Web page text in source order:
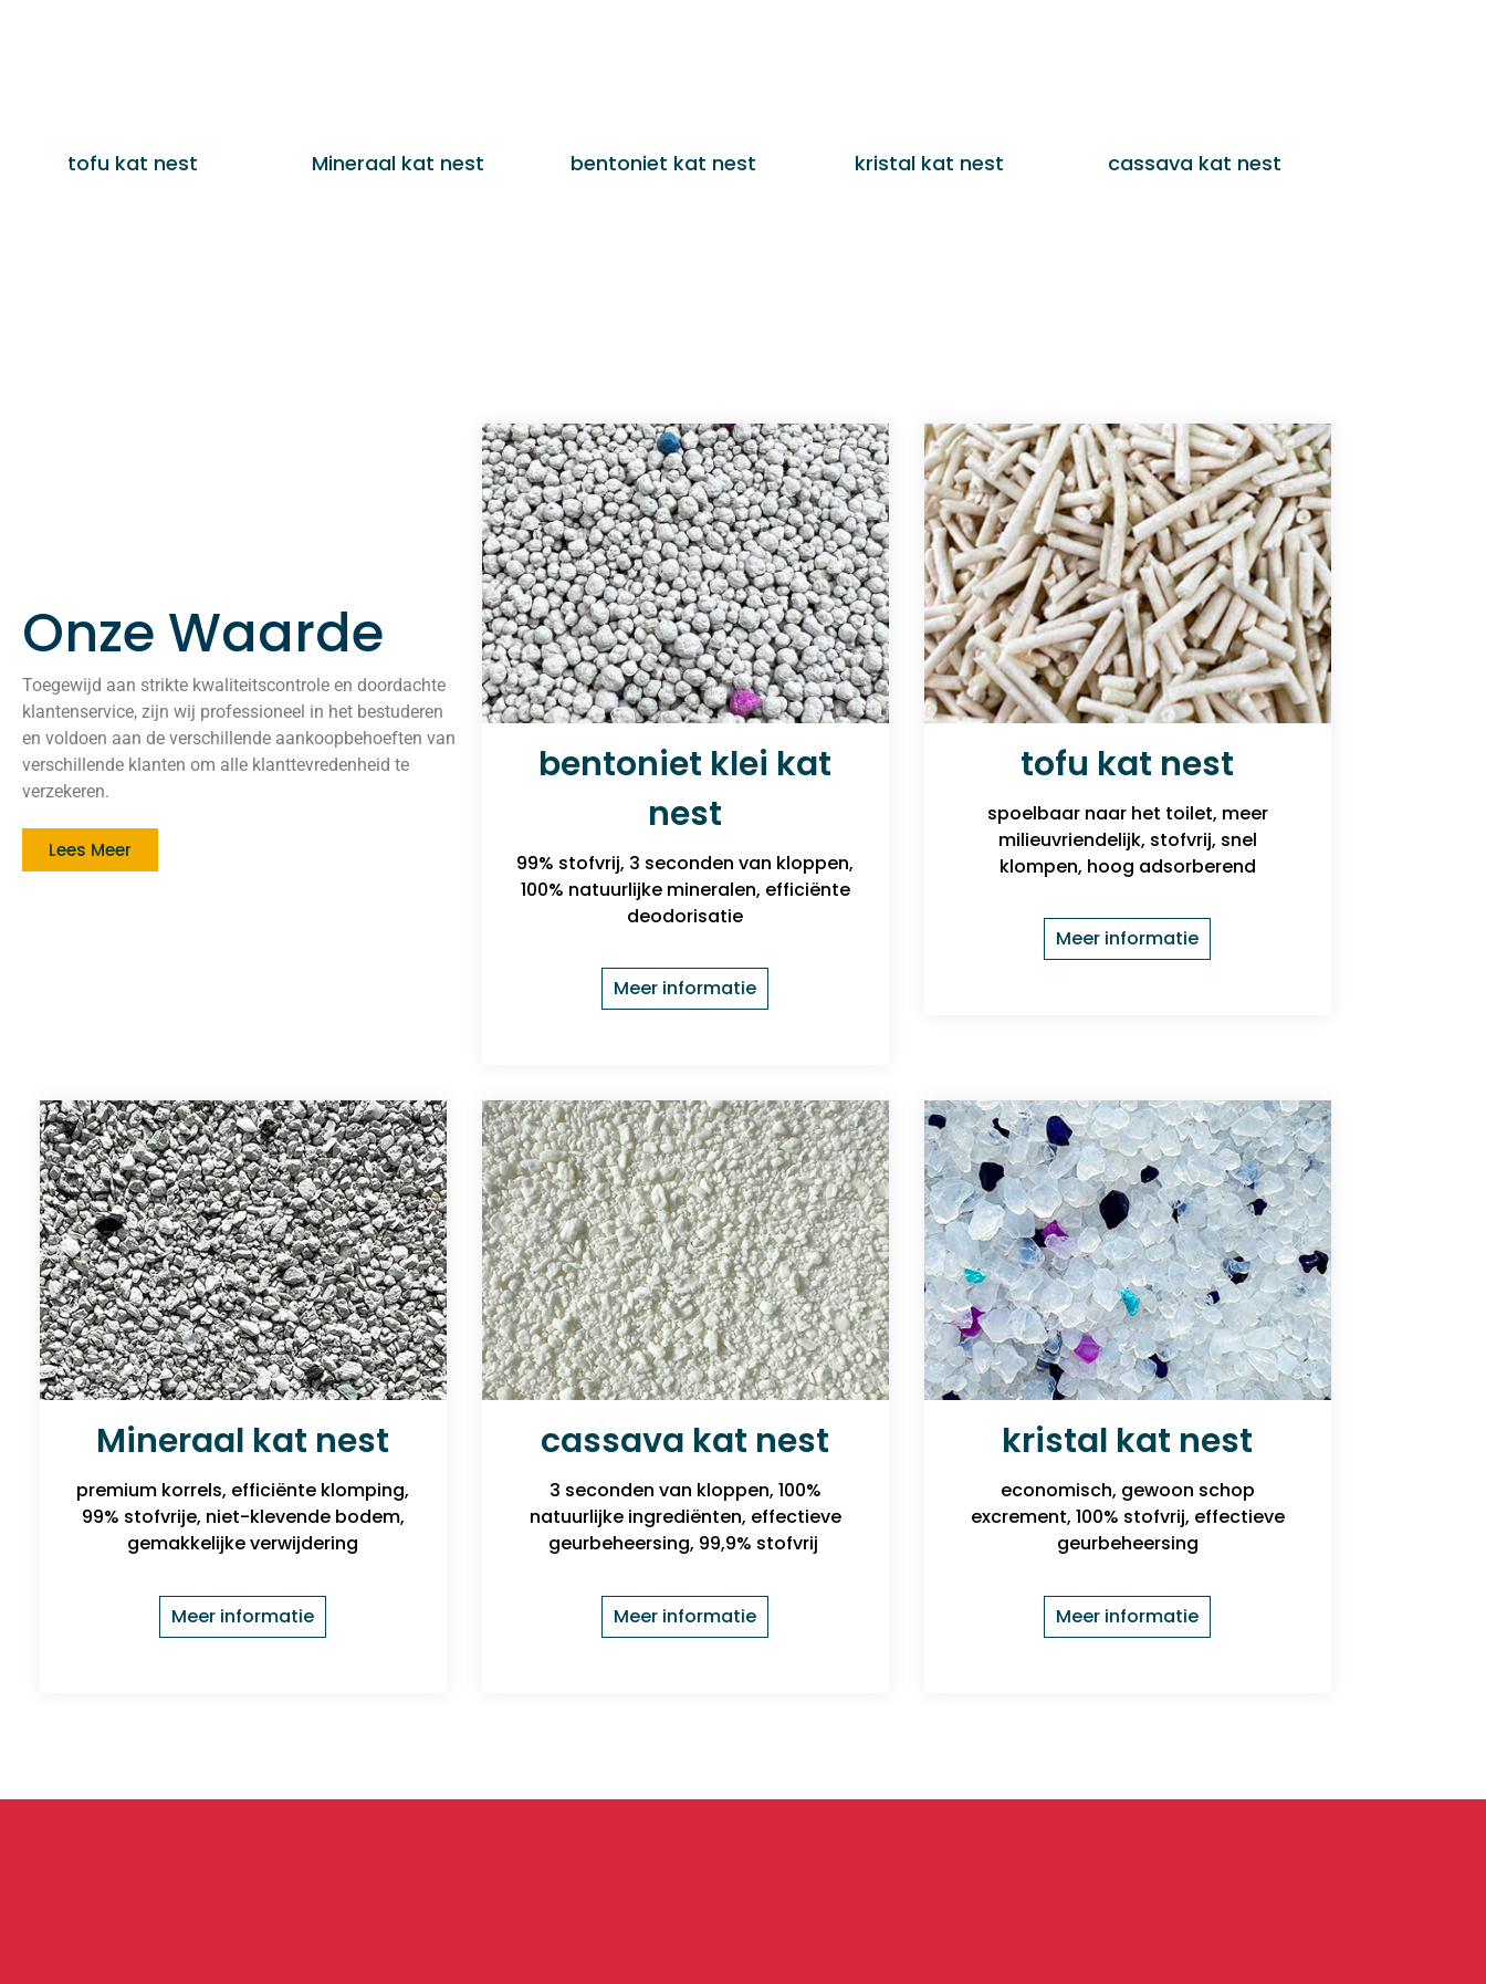
tofu kat nest Mineraal kat nest bentoniet kat nest kristal kat nest cassava kat nest
Onze Waarde
Toegewijd aan strikte kwaliteitscontrole en doordachte
klantenservice, zijn wij professioneel in het bestuderen
en voldoen aan de verschillende aankoopbehoeften van
verschillende klanten om alle klanttevredenheid te
verzekeren.
Lees Meer
bentoniet klei kat
nest
99% stofvrij, 3 seconden van kloppen,
100% natuurlijke mineralen, efficiënte
deodorisatie
Meer informatie
tofu kat nest
spoelbaar naar het toilet, meer
milieuvriendelijk, stofvrij, snel
klompen, hoog adsorberend
Meer informatie
Mineraal kat nest
premium korrels, efficiënte klomping,
99% stofvrije, niet-klevende bodem,
gemakkelijke verwijdering
Meer informatie
cassava kat nest
3 seconden van kloppen, 100%
natuurlijke ingrediënten, effectieve
geurbeheersing, 99,9% stofvrij
Meer informatie
kristal kat nest
economisch, gewoon schop
excrement, 100% stofvrij, effectieve
geurbeheersing
Meer informatie